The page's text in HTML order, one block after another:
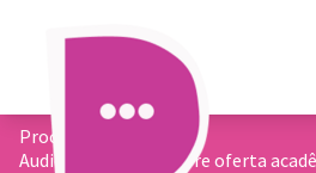
Processos
Audiência publica sobre oferta